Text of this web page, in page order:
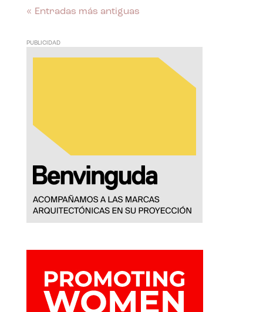
« Entradas más antiguas
PUBLICIDAD